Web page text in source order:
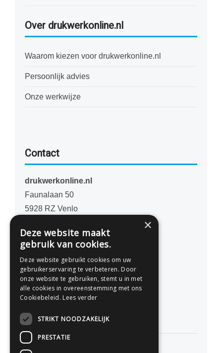
Over drukwerkonline.nl
Waarom kiezen voor drukwerkonline.nl
Persoonlijk advies
Onze werkwijze
Contact
drukwerkonline.nl
Faunalaan 50
5928 RZ Venlo
077 - 741 07 41
info@drukwerkonline.nl
KvK 12053217
×
Deze website maakt
gebruik van cookies.
Deze website gebruikt cookies om uw
gebruikerservaring te verbeteren. Door
onze website te gebruiken, stemt u in met
alle cookies in overeenstemming met ons
Cookiebeleid. Lees verder
STRIKT NOODZAKELIJK
PRESTATIE